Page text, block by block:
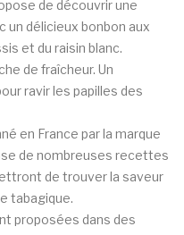
de découvrir une
délicieux bonbon aux
et du raisin blanc.
de fraîcheur. Un
ravir les papilles des
en France par la marque
de nombreuses recettes
de trouver la saveur
tabagique.
proposées dans des